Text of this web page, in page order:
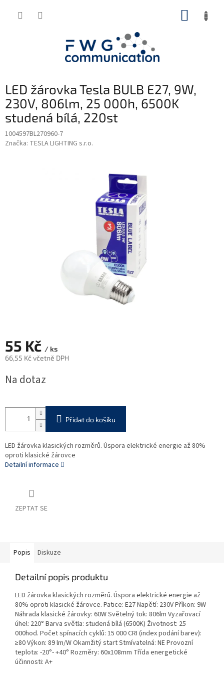
LED žárovka Tesla BULB E27, 9W,
230V, 806lm, 25 000h, 6500K
studená bílá, 220st
1004597BL270960-7
Značka: TESLA LIGHTING s.r.o.
55 Kč / ks
66,55 Kč včetně DPH
cena:
Na dotaz
Přidat do košíku
LED žárovka klasických rozměrů. Úspora elektrické energie až 80%
oproti klasické žárovce
Detailní informace
ZEPTAT SE
Popis Diskuze
Detailní popis produktu
LED žárovka klasických rozměrů. Úspora elektrické energie až
80% oproti klasické žárovce. Patice: E27 Napětí: 230V Příkon: 9W
Náhrada klasické žárovky: 60W Světelný tok: 806lm Vyzařovací
úhel: 220° Barva světla: studená bílá (6500K) Životnost: 25
000hod. Počet spínacích cyklů: 15 000 CRI (index podání barev):
≥80 Výkon: 89 lm/W Okamžitý start Stmívatelná: NE Provozní
teplota: -20°- +40° Rozměry: 60x108mm Třída energetické
účinnosti: A+